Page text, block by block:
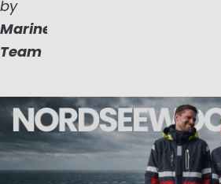
by
Marinepool
Team